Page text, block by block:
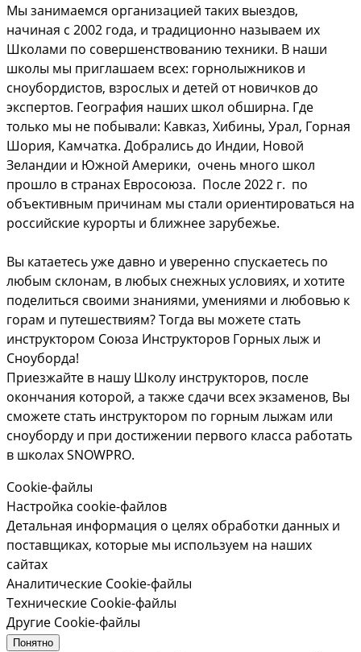
Мы занимаемся организацией таких выездов,
начиная с 2002 года, и традиционно называем их
Школами по совершенствованию техники. В наши
школы мы приглашаем всех: горнолыжников и
сноубордистов, взрослых и детей от новичков до
экспертов. География наших школ обширна. Где
только мы не побывали: Кавказ, Хибины, Урал, Горная
Шория, Камчатка. Добрались до Индии, Новой
Зеландии и Южной Америки, очень много школ
прошло в странах Евросоюза. После 2022 г. по
объективным причинам мы стали ориентироваться на
российские курорты и ближнее зарубежье.
Вы катаетесь уже давно и уверенно спускаетесь по
любым склонам, в любых снежных условиях, и хотите
поделиться своими знаниями, умениями и любовью к
горам и путешествиям? Тогда вы можете стать
инструктором Союза Инструкторов Горных лыж и
Сноуборда!
Приезжайте в нашу Школу инструкторов, после
окончания которой, а также сдачи всех экзаменов, Вы
сможете стать инструктором по горным лыжам или
сноуборду и при достижении первого класса работать
в школах SNOWPRO.
Cookie-файлы
Настройка cookie-файлов
Детальная информация о целях обработки данных и
поставщиках, которые мы используем на наших
сайтах
Аналитические Cookie-файлы
Технические Cookie-файлы
Другие Cookie-файлы
Понятно